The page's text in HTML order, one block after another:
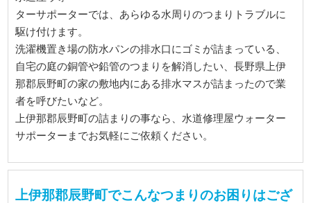
ターサポーターでは、あらゆる水周りのつまりトラブルに
駆け付けます。
洗濯機置き場の防水パンの排水口にゴミが詰まっている、
自宅の庭の銅管や鉛管のつまりを解消したい、長野県上伊
那郡辰野町の家の敷地内にある排水マスが詰まったので業
者を呼びたいなど。
上伊那郡辰野町の詰まりの事なら、水道修理屋ウォーター
サポーターまでお気軽にご依頼ください。
上伊那郡辰野町でこんなつまりのお困りはござ